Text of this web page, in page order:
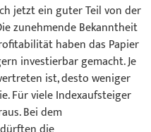
jetzt ein guter Teil von der
zunehmende Bekanntheit
haben das Papier
investierbar gemacht. Je
ist, desto weniger
Für viele Indexaufsteiger
Bei dem